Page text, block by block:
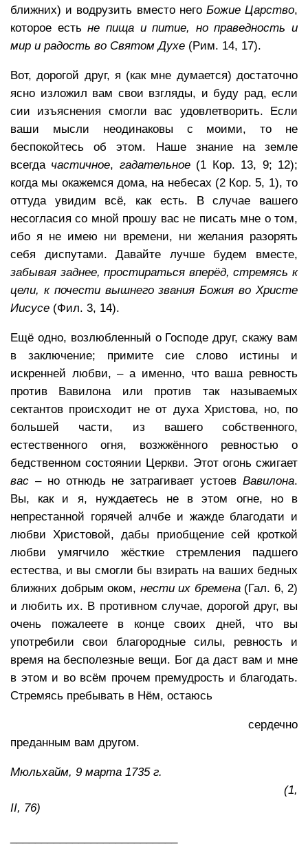
ближних) и водрузить вместо него Божие Царство,
которое естьне пища и питие, но праведность и
мир и радость во Святом Духе (Рим. 14, 17).
Вот, дорогой друг, я (как мне думается) достаточно
ясно изложил вам свои взгляды, и буду рад, если
сии изъяснения смогли вас удовлетворить. Если
ваши мысли неодинаковы с моими, то не
беспокойтесь об этом. Наше знание на земле
всегда частичное, гадательное(1 Кор. 13, 9; 12);
когда мы окажемся дома, на небесах (2 Кор. 5, 1), то
оттуда увидим всё, как есть. В случае вашего
несогласия со мной прошу вас не писать мне о том,
ибо я не имею ни времени, ни желания разорять
себя диспутами. Давайте лучше будем вместе,
забывая заднее, простираться вперёд, стремясь к
цели, к почести вышнего звания Божия во Христе
Иисусе (Фил. 3, 14).
Ещё одно, возлюбленный о Господе друг, скажу вам
в заключение; примите сие слово истины и
искренней любви, – а именно, что ваша ревность
против Вавилона или против так называемых
сектантов происходит не от духа Христова, но, по
большей части, из вашего собственного,
естественного огня, возжжённого ревностью о
бедственном состоянии Церкви. Этот огонь сжигает
вас – но отнюдь не затрагивает устоев Вавилона.
Вы, как и я, нуждаетесь не в этом огне, но в
непрестанной горячей алчбе и жажде благодати и
любви Христовой, дабы приобщение сей кроткой
любви умягчило жёсткие стремления падшего
естества, и вы смогли бы взирать на ваших бедных
ближних добрым оком, нести их бремена(Гал. 6, 2)
и любить их. В противном случае, дорогой друг, вы
очень пожалеете в конце своих дней, что вы
употребили свои благородные силы, ревность и
время на бесполезные вещи. Бог да даст вам и мне
в этом и во всём прочем премудрость и благодать.
Стремясь пребывать в Нём, остаюсь
сердечно
преданным вам другом.
Мюльхайм, 9 марта 1735 г.
(1,
II, 76)